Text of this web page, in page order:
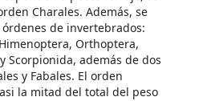
Charales. Además, se
de invertebrados:
Orthoptera,
Scorpionida, además de dos
y Fabales. El orden
la mitad del total del peso